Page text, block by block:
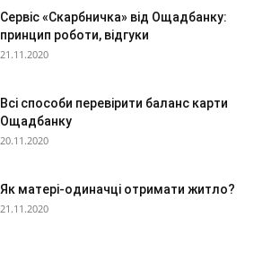
Сервіс «Скарбничка» від Ощадбанку:
принцип роботи, відгуки
21.11.2020
Всі способи перевірити баланс карти
Ощадбанку
20.11.2020
Як матері-одиначці отримати житло?
21.11.2020